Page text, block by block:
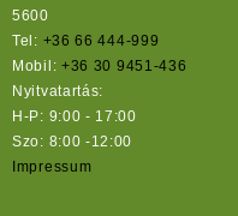
5600
Tel: +36 66 444-999
Mobil: +36 30 9451-436
Nyitvatartás:
H-P: 9:00 - 17:00
Szo: 8:00 -12:00
Impressum